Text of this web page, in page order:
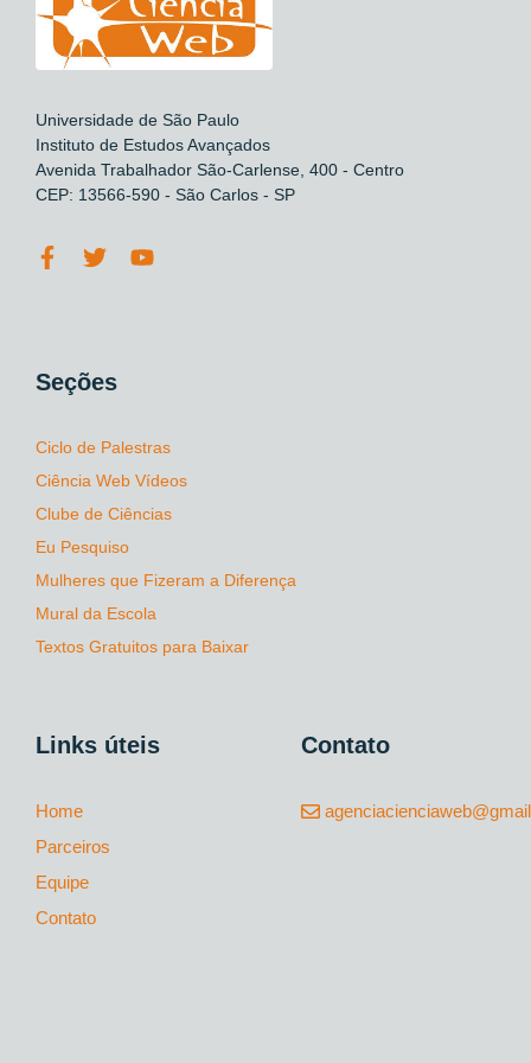
Universidade de São Paulo
Instituto de Estudos Avançados
Avenida Trabalhador São-Carlense, 400 - Centro
CEP: 13566-590 - São Carlos - SP
Seções
Ciclo de Palestras
Ciência Web Vídeos
Clube de Ciências
Eu Pesquiso
Mulheres que Fizeram a Diferença
Mural da Escola
Textos Gratuitos para Baixar
Links úteis
Home
Parceiros
Equipe
Contato
Contato